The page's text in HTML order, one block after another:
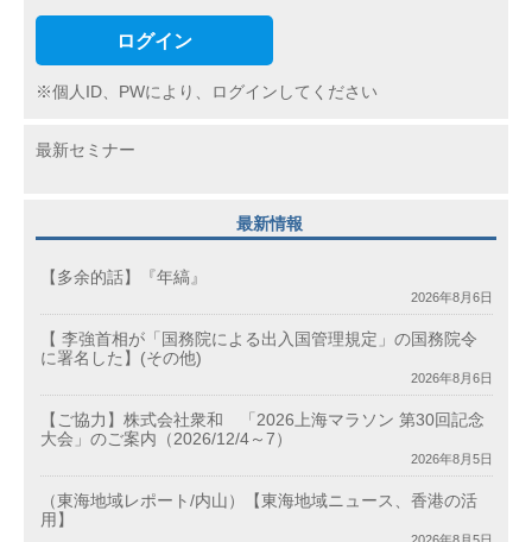
ログイン
※個人ID、PWにより、ログインしてください
最新セミナー
最新情報
【多余的話】『年縞』
2026年8月6日
【 李強首相が「国務院による出入国管理規定」の国務院令
に署名した】(その他)
2026年8月6日
【ご協力】株式会社衆和 「2026上海マラソン 第30回記念
大会」のご案内（2026/12/4～7）
2026年8月5日
（東海地域レポート/内山）【東海地域ニュース、香港の活
用】